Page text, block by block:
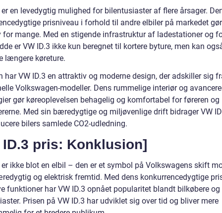
er en levedygtig mulighed for bilentusiaster af flere årsager.
prisniveau i forhold til andre elbiler på markedet
for mange. Med en stigende infrastruktur af ladestationer og
er VW ID.3 ikke kun beregnet til kortere byture, men kan
længere køreture.
har VW ID.3 en attraktiv og moderne design, der adskiller sig
Volkswagen-modeller. Dens rummelige interiør og
gør køreoplevelsen behagelig og komfortabel for føreren og
Med sin bæredygtige og miljøvenlige drift bidrager VW
bilers samlede CO2-udledning.
ID.3 pris: Konklusion]
er ikke blot en elbil – den er et symbol på Volkswagens skift
og elektrisk fremtid. Med dens konkurrencedygtige
funktioner har VW ID.3 opnået popularitet blandt bilkøbere og
Prisen på VW ID.3 har udviklet sig over tid og bliver mere